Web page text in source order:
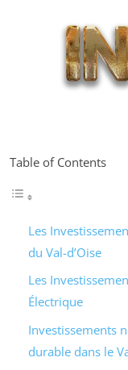
Table of Contents
Les
du Val-d’Oise
Les
Électrique
Investissements
durable dans le